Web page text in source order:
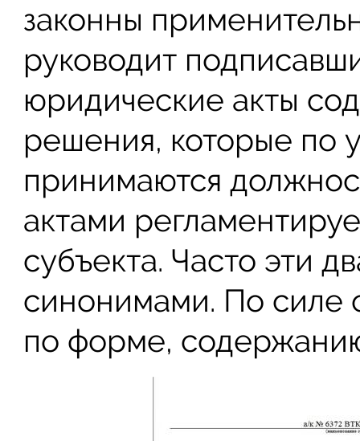
законны
руководит
юридические акты
решения, которые по
принимаются
актами
субъекта. Часто эти
синонимами. По силе
по форме,